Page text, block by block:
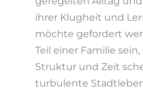
ihrer Klugheit und
möchte gefordert
Teil einer Familie
Struktur und Zeit
turbulente